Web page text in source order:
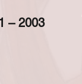
– 2003